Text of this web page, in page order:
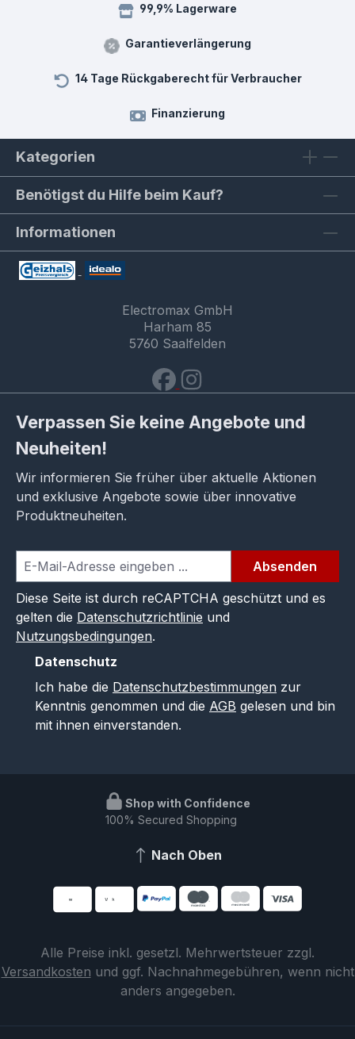
99,9% Lagerware
Garantieverlängerung
14 Tage Rückgaberecht für Verbraucher
Finanzierung
Kategorien
Benötigst du Hilfe beim Kauf?
Informationen
Electromax GmbH
Harham 85
5760 Saalfelden
Verpassen Sie keine Angebote und
Neuheiten!
Wir informieren Sie früher über aktuelle Aktionen
und exklusive Angebote sowie über innovative
Produktneuheiten.
Absenden
Diese Seite ist durch reCAPTCHA geschützt und es
gelten die Datenschutzrichtlinie und
Nutzungsbedingungen.
Datenschutz
Ich habe die Datenschutzbestimmungen zur
Kenntnis genommen und die AGB gelesen und bin
mit ihnen einverstanden.
Shop with Confidence
100% Secured Shopping
Nach Oben
Alle Preise inkl. gesetzl. Mehrwertsteuer zzgl.
Versandkosten und ggf. Nachnahmegebühren, wenn nicht
anders angegeben.